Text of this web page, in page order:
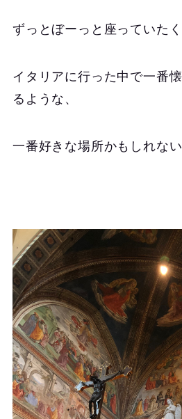
ずっとぼーっと座っていたく
イタリアに行った中で一番
るような、
一番好きな場所かもしれない